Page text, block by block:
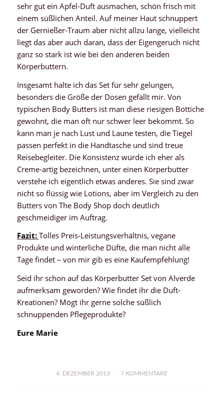
sehr gut ein Apfel-Duft ausmachen, schön frisch mit
einem süßlichen Anteil. Auf meiner Haut schnuppert
der Gernießer-Traum aber nicht allzu lange, vielleicht
liegt das aber auch daran, dass der Eigengeruch nicht
ganz so stark ist wie bei den anderen beiden
Körperbuttern.
Insgesamt halte ich das Set für sehr gelungen,
besonders die Größe der Dosen gefällt mir. Von
typischen Body Butters ist man diese riesigen Bottiche
gewohnt, die man oft nur schwer leer bekommt. So
kann man je nach Lust und Laune testen, die Tiegel
passen perfekt in die Handtasche und sind treue
Reisebegleiter. Die Konsistenz würde ich eher als
Creme-artig bezeichnen, unter einen Körperbutter
verstehe ich eigentlich etwas anderes. Sie sind zwar
nicht so flüssig wie Lotions, aber im Vergleich zu den
Butters von The Body Shop doch deutlich
geschmeidiger im Auftrag.
Fazit: Tolles Preis-Leistungsverhältnis, vegane
Produkte und winterliche Düfte, die man nicht alle
Tage findet – von mir gib es eine Kaufempfehlung!
Seid ihr schon auf das Körperbutter Set von Alverde
aufmerksam geworden? Wie findet ihr die Duft-
Kreationen? Mögt ihr gerne solche süßlich
schnuppenden Pflegeprodukte?
Eure Marie
4. DEZEMBER 2013
/ 7 KOMMENTARE